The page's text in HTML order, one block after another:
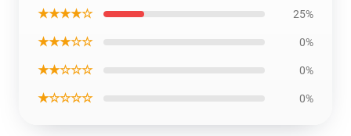
★★★★☆ 25%
★★★☆☆ 0%
★★☆☆☆ 0%
★☆☆☆☆ 0%